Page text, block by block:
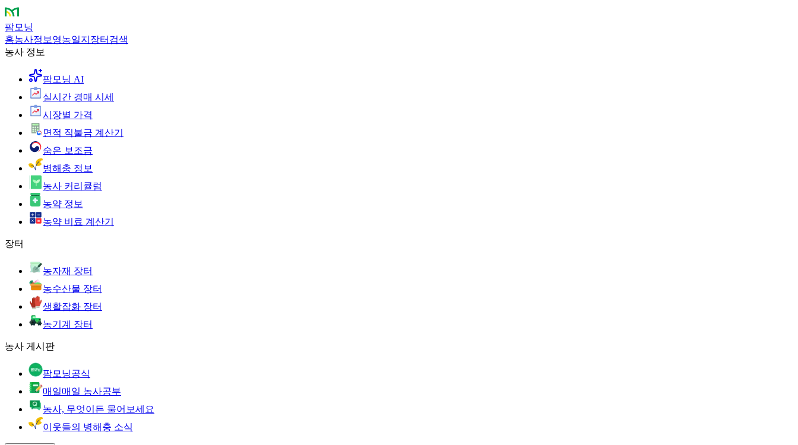
팜모닝
홈농사정보 영농일지 장터 검색
농사 정보
팜모닝 AI
실시간 경매 시세
시장별 가격
면적 직불금 계산기
숨은 보조금
병해충 정보
농사 커리큘럼
농약 정보
농약 비료 계산기
장터
농자재 장터
농수산물 장터
생활잡화 장터
농기계 장터
농사 게시판
팜모닝공식
매일매일 농사공부
농사, 무엇이든 물어보세요
이웃들의 병해충 소식